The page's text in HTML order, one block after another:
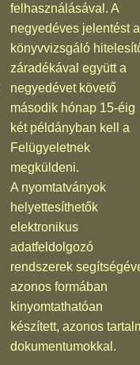
felhasználásával. A
negyedéves jelentést a
könyvvizsgáló
záradékával együtt a
negyedévet követő
második hónap 15-éig
két példányban kell a
Felügyeletnek
megküldeni.
A nyomtatványok
helyettesíthetők
elektronikus
adatfeldolgozó
rendszerek
azonos formában
kinyomtathatóan
készített, azonos
dokumentumokkal.